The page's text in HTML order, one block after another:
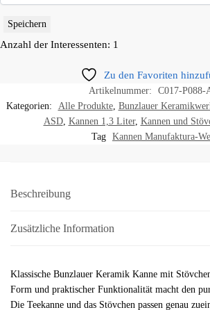
Speichern
Anzahl der Interessenten: 1
Zu den Favoriten
Artikelnummer:
C017-P088-
Kategorien:
Alle Produkte, Bunzlauer
ASD, Kannen 1,3 Liter, Kannen und
Tag Kannen Manufaktura-
Beschreibung
Zusätzliche Information
Klassische Bunzlauer Keramik Kanne mit
Form und praktischer Funktionalität macht den
Die Teekanne und das Stövchen passen genau